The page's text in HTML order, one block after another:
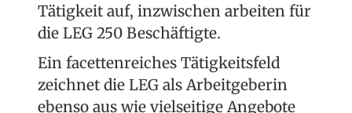
Tätigkeit auf, inzwischen arbeiten für
die LEG 250 Beschäftigte.
Ein facettenreiches Tätigkeitsfeld
zeichnet die LEG als Arbeitgeberin
ebenso aus wie vielseitige Angebote